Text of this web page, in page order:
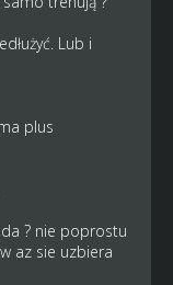
Lub i
plus
? nie poprostu
az sie uzbiera